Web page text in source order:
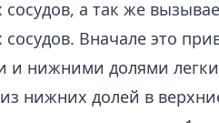
а так же
Вначале это
и нижними долями
нижних долей в